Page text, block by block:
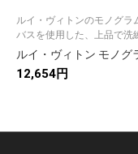
ルイ・ヴィトンのモノグラ
バスを使用した、上品で洗
12,654円